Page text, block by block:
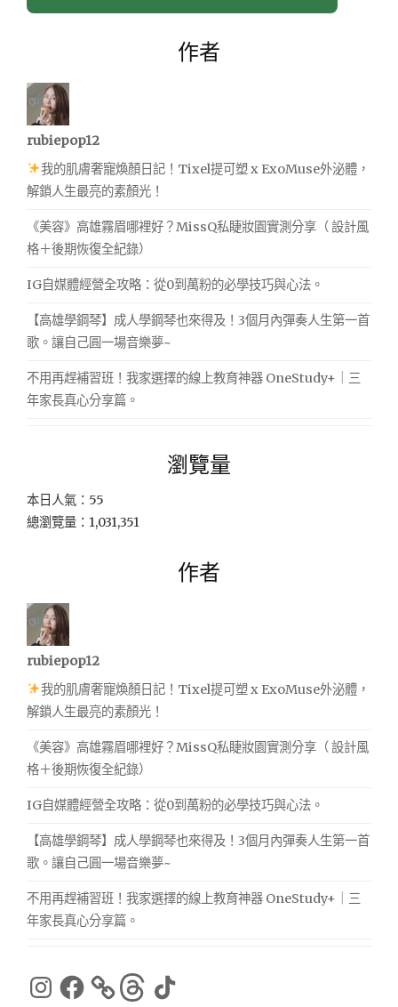
作者
rubiepop12
我的肌膚奢寵煥顏日記！Tixel提可塑 x ExoMuse外泌體，
解鎖人生最亮的素顏光！
《美容》高雄霧眉哪裡好？MissQ私睫妝園實測分享（ 設計風
格＋後期恢復全紀錄）
IG自媒體經營全攻略：從0到萬粉的必學技巧與心法。
【高雄學鋼琴】成人學鋼琴也來得及！3個月內彈奏人生第一首
歌。讓自己圓一場音樂夢~
不用再趕補習班！我家選擇的線上教育神器 OneStudy+｜三
年家長真心分享篇。
瀏覽量
本日人氣：55
總瀏覽量：1,031,351
作者
rubiepop12
我的肌膚奢寵煥顏日記！Tixel提可塑 x ExoMuse外泌體，
解鎖人生最亮的素顏光！
《美容》高雄霧眉哪裡好？MissQ私睫妝園實測分享（ 設計風
格＋後期恢復全紀錄）
IG自媒體經營全攻略：從0到萬粉的必學技巧與心法。
【高雄學鋼琴】成人學鋼琴也來得及！3個月內彈奏人生第一首
歌。讓自己圓一場音樂夢~
不用再趕補習班！我家選擇的線上教育神器 OneStudy+｜三
年家長真心分享篇。
Instagram
Facebook ThreadsTikTok